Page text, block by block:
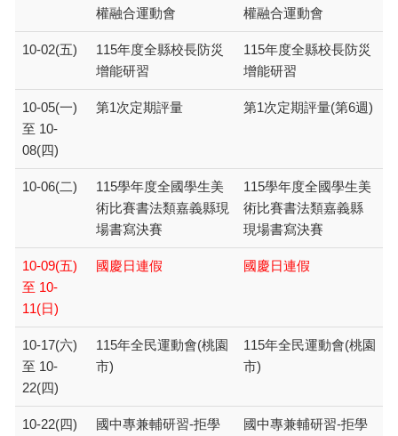
權融合運動會
權融合運動會
10-02(五)
115年度全縣校長防災
增能研習
115年度全縣校長防災
增能研習
10-05(一)
至 10-
08(四)
第1次定期評量 第1次定期評量(第6週)
10-06(二)
115學年度全國學生美
術比賽書法類嘉義縣現
場書寫決賽
115學年度全國學生美
術比賽書法類嘉義縣
現場書寫決賽
10-09(五)
至 10-
11(日)
國慶日連假 國慶日連假
10-17(六)
至 10-
22(四)
115年全民運動會(桃園
市)
115年全民運動會(桃園
市)
10-22(四)
國中專兼輔研習-拒學
國中專兼輔研習-拒學